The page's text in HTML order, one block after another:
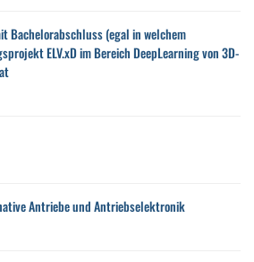
Bachelorabschluss (egal in welchem
ELV.xD im Bereich DeepLearning von 3D-
Antriebe und Antriebselektronik